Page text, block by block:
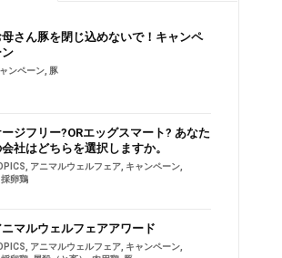
母さん豚を閉じ込めないで！キャンペ
ン
ンペーン 豚
ジフリー?ORエッグスマート? あなた
社はどちらを選択しますか。
アニマルウェルフェア キャンペーン
採卵鶏
ニマルウェルフェアアワード
アニマルウェルフェア キャンペーン